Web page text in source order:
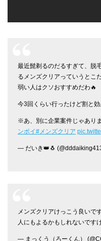
最近髭剃るのだるすぎて、脱
るメンズクリアっていうとこ
弱い人はクソおすすめだわ🔥
今3回くらい行ったけど割と
※あ、別に企業案件じゃあり
ンボイ#メンズクリア
— だいき👑🐧
メンズクリアけっこう良いで
人にもよるかもしれないです
— まっくう（ろーくん）